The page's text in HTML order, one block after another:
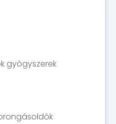
gyógyszerek